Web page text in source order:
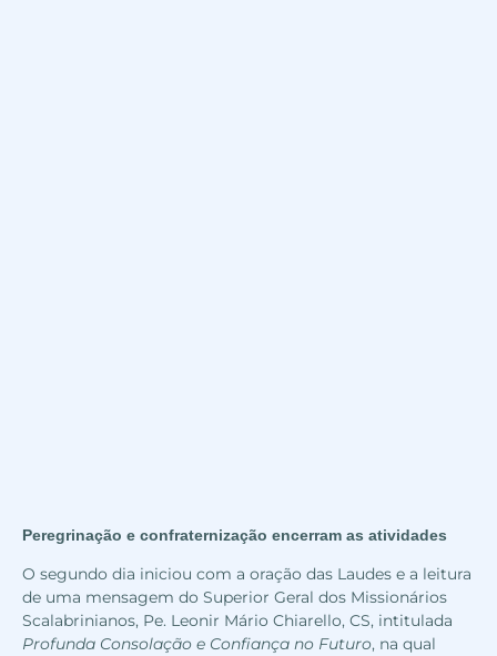
Peregrinação e confraternização encerram as atividades
O segundo dia iniciou com a oração das Laudes e a leitura
de uma mensagem do Superior Geral dos Missionários
Scalabrinianos, Pe. Leonir Mário Chiarello, CS, intitulada
Profunda Consolação e Confiança no Futuro, na qual